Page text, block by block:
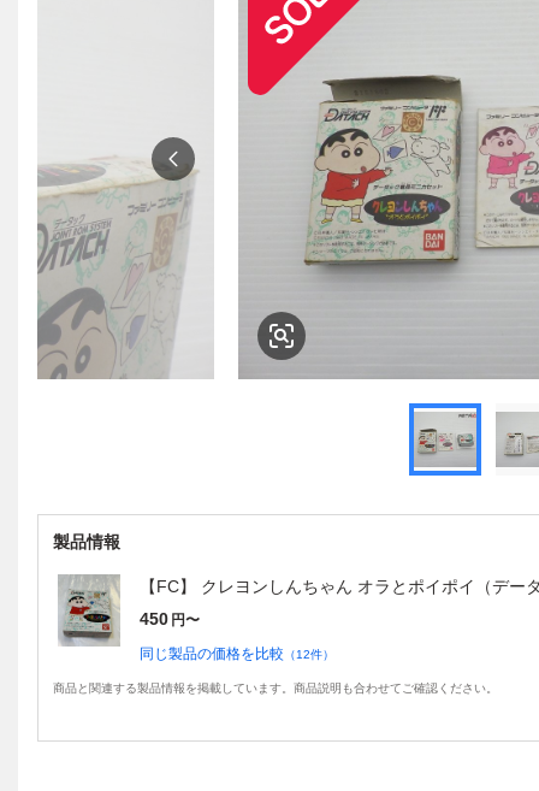
製品情報
【FC】 クレヨンしんちゃん オラとポイポイ（デー
450 円〜
同じ製品の価格を比較 （12件）
商品と関連する製品情報を掲載しています。商品説明も合わせてご確認ください。